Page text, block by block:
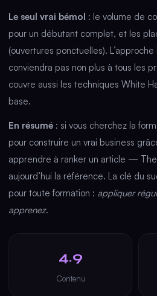
Le seul vrai bémol : le volume de
pour un débutant complet, et les
(ouvertures ponctuelles).
conviendra pas non plus à tous les
couvre aussi les techniques White
base.
En résumé : si vous cherchez la
pour construire un vrai business
apprendre à ranker un article —
aujourd’hui la référence. La clé du
pour toute formation : appliquer
apprenez.
4.9
Contenu